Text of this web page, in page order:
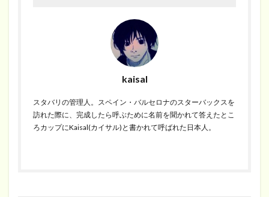
kaisal
スタバリの管理人。スペイン・バルセロナのスターバックスを
訪れた際に、完成したら呼ぶために名前を聞かれて答えたとこ
ろカップにKaisal(カイサル)と書かれて呼ばれた日本人。